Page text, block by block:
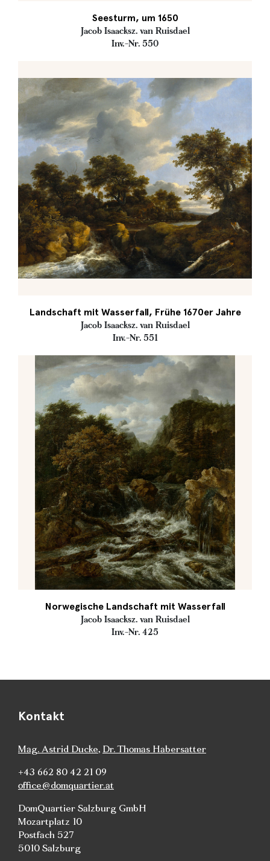
Seesturm, um 1650
Jacob Isaacksz. van Ruisdael
Inv.-Nr. 550
Landschaft mit Wasserfall, Frühe 1670er Jahre
Jacob Isaacksz. van Ruisdael
Inv.-Nr. 551
Norwegische Landschaft mit Wasserfall
Jacob Isaacksz. van Ruisdael
Inv.-Nr. 425
Kontakt
Mag. Astrid Ducke, Dr. Thomas Habersatter
+43 662 80 42 21 09
office@domquartier.at
DomQuartier Salzburg GmbH
Mozartplatz 10
Postfach 527
5010 Salzburg